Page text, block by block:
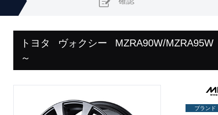
トヨタ ヴォクシー MZRA90W/MZRA95W
～
ブランド